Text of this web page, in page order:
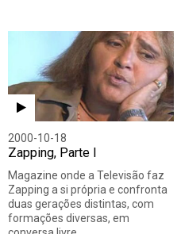
2000-10-18
Zapping, Parte I
Magazine onde a Televisão faz
Zapping a si própria e confronta
duas gerações distintas, com
formações diversas, em